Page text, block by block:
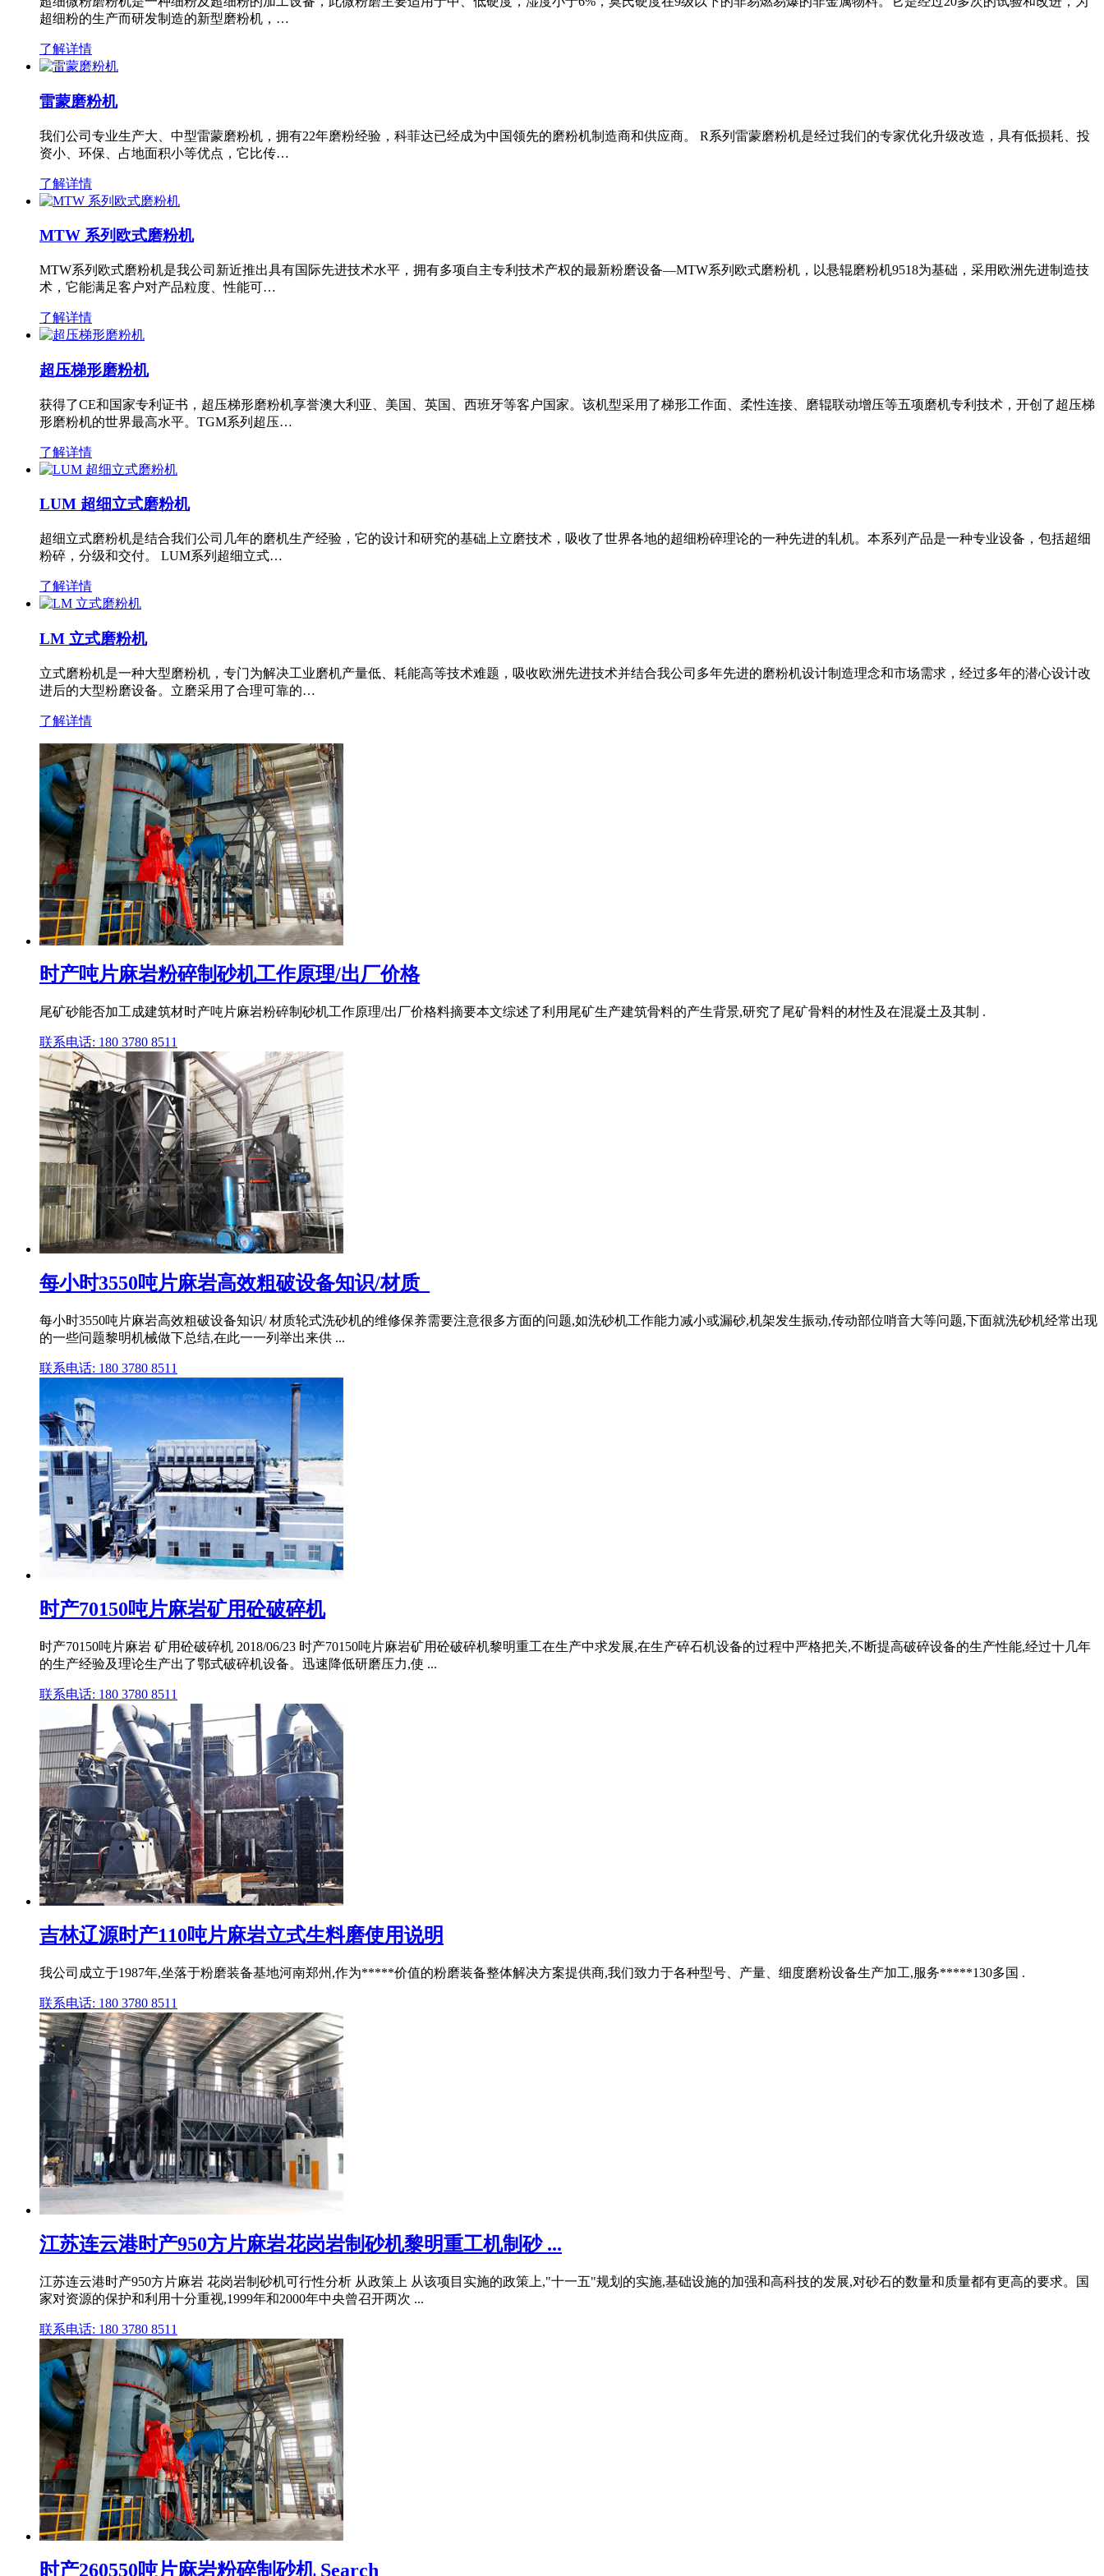
超细粉的生产而研发制造的新型磨粉机，…
了解详情
雷蒙磨粉机
我们公司专业生产大、中型雷蒙磨粉机，拥有22年磨粉经验，科菲达已经成为中国领先的磨粉机制造商和供应商。 R系列雷蒙磨粉机是经过我们的专家优化升级改造，具有低损耗、投
资小、环保、占地面积小等优点，它比传…
了解详情
MTW 系列欧式磨粉机
MTW系列欧式磨粉机是我公司新近推出具有国际先进技术水平，拥有多项自主专利技术产权的最新粉磨设备—MTW系列欧式磨粉机，以悬辊磨粉机9518为基础，采用欧洲先进制造技
术，它能满足客户对产品粒度、性能可…
了解详情
超压梯形磨粉机
获得了CE和国家专利证书，超压梯形磨粉机享誉澳大利亚、美国、英国、西班牙等客户国家。该机型采用了梯形工作面、柔性连接、磨辊联动增压等五项磨机专利技术，开创了超压梯
形磨粉机的世界最高水平。TGM系列超压…
了解详情
LUM 超细立式磨粉机
超细立式磨粉机是结合我们公司几年的磨机生产经验，它的设计和研究的基础上立磨技术，吸收了世界各地的超细粉碎理论的一种先进的轧机。本系列产品是一种专业设备，包括超细
粉碎，分级和交付。 LUM系列超细立式…
了解详情
LM 立式磨粉机
立式磨粉机是一种大型磨粉机，专门为解决工业磨机产量低、耗能高等技术难题，吸收欧洲先进技术并结合我公司多年先进的磨粉机设计制造理念和市场需求，经过多年的潜心设计改
进后的大型粉磨设备。立磨采用了合理可靠的…
了解详情
时产吨片麻岩粉碎制砂机工作原理/出厂价格
尾矿砂能否加工成建筑材时产吨片麻岩粉碎制砂机工作原理/出厂价格料摘要本文综述了利用尾矿生产建筑骨料的产生背景,研究了尾矿骨料的材性及在混凝土及其制 .
联系电话: 180 3780 8511
每小时3550吨片麻岩高效粗破设备知识/材质_
每小时3550吨片麻岩高效粗破设备知识/ 材质轮式洗砂机的维修保养需要注意很多方面的问题,如洗砂机工作能力减小或漏砂,机架发生振动,传动部位哨音大等问题,下面就洗砂机经常出现
的一些问题黎明机械做下总结,在此一一列举出来供 ...
联系电话: 180 3780 8511
时产70150吨片麻岩矿用砼破碎机
时产70150吨片麻岩 矿用砼破碎机 2018/06/23 时产70150吨片麻岩矿用砼破碎机黎明重工在生产中求发展,在生产碎石机设备的过程中严格把关,不断提高破碎设备的生产性能,经过十几年
的生产经验及理论生产出了鄂式破碎机设备。迅速降低研磨压力,使 ...
联系电话: 180 3780 8511
吉林辽源时产110吨片麻岩立式生料磨使用说明
我公司成立于1987年,坐落于粉磨装备基地河南郑州,作为*****价值的粉磨装备整体解决方案提供商,我们致力于各种型号、产量、细度磨粉设备生产加工,服务*****130多国 .
联系电话: 180 3780 8511
江苏连云港时产950方片麻岩花岗岩制砂机黎明重工机制砂 ...
江苏连云港时产950方片麻岩 花岗岩制砂机可行性分析 从政策上 从该项目实施的政策上,"十一五"规划的实施,基础设施的加强和高科技的发展,对砂石的数量和质量都有更高的要求。国
家对资源的保护和利用十分重视,1999年和2000年中央曾召开两次 ...
联系电话: 180 3780 8511
时产260550吨片麻岩粉碎制砂机 Search